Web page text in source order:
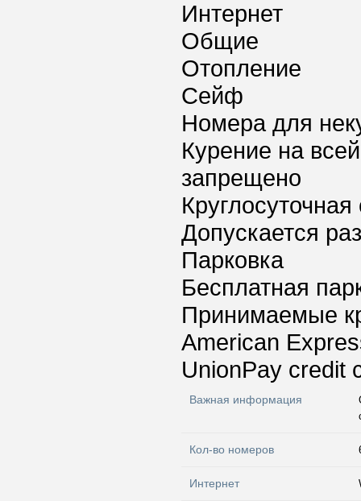
Интернет
Общие
Отопление
Сейф
Номера для
Курение на
запрещено
Допускается
Парковка
Бесплатная
Принимаемые
American
UnionPay credit
Важная информация
Кол-во номеров
Интернет